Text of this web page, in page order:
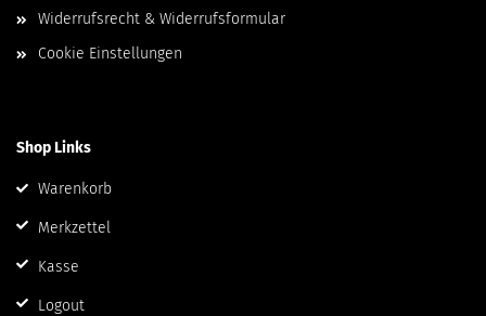
Widerrufsrecht & Widerrufsformular
Cookie Einstellungen
Shop Links
Warenkorb
Merkzettel
Kasse
Logout